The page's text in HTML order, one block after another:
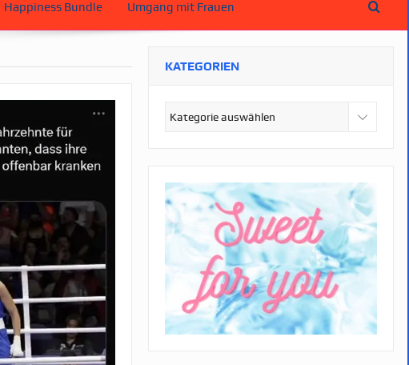
Happiness Bundle Umgang mit Frauen
KATEGORIEN